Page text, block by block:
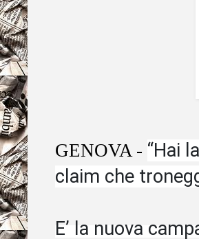
GENOVA - “Hai
claim che
E’ la nuova